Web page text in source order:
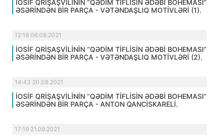
İOSİF QRİŞAŞVİLİNİN “QƏDİM TİFLİSİN ƏDƏBİ BOHEMASI”
ƏSƏRİNDƏN BİR PARÇA - VƏTƏNDAŞLIQ MOTİVLƏRİ (1).
12:18 06.08.2021
İOSİF QRİŞAŞVİLİNİN “QƏDİM TİFLİSİN ƏDƏBİ BOHEMASI”
ƏSƏRİNDƏN BİR PARÇA - VƏTƏNDAŞLIQ MOTİVLƏRİ (2).
14:43 20.08.2021
İOSİF QRİŞAŞVİLİNİN “QƏDİM TİFLİSİN ƏDƏBİ BOHEMASI”
ƏSƏRİNDƏN BİR PARÇA - ANTON QANCİSKARELİ.
17:19 21.09.2021